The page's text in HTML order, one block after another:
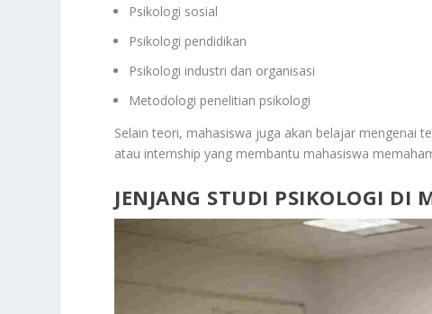
Psikologi sosial
Psikologi pendidikan
Psikologi industri dan organisasi
Metodologi penelitian psikologi
Selain teori, mahasiswa juga akan belajar mengenai
atau internship yang membantu mahasiswa
JENJANG STUDI PSIKOLOGI DI